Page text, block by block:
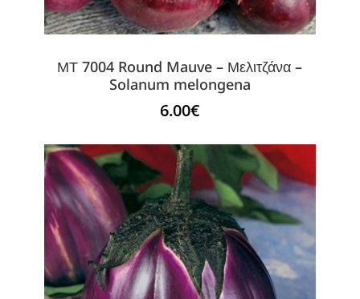
ΜΤ 7004 Round Mauve – Μελιτζάνα –
Solanum melongena
6.00€